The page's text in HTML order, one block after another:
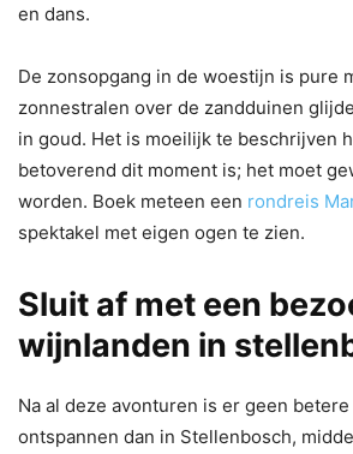
en dans.
De zonsopgang in de woestijn is pure
zonnestralen over de zandduinen
in goud. Het is moeilijk te beschrijven
betoverend dit moment is; het moet
worden. Boek meteen een rondreis
spektakel met eigen ogen te zien.
Sluit af met een
wijnlanden in
Na al deze avonturen is er geen
ontspannen dan in Stellenbosch,